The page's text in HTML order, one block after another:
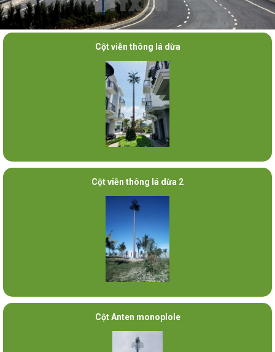
Cột viễn thông lá dừa
Cột viễn thông lá dừa 2
Cột Anten monoplole